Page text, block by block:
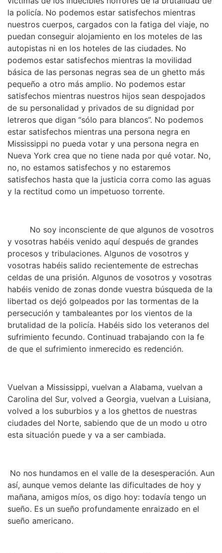
la policía. No podemos estar satisfechos mientras
nuestros cuerpos, cargados con la fatiga del viaje, no
puedan conseguir alojamiento en los moteles de las
autopistas ni en los hoteles de las ciudades. No
podemos estar satisfechos mientras la movilidad
básica de las personas negras sea de un ghetto más
pequeño a otro más amplio. No podemos estar
satisfechos mientras nuestros hijos sean despojados
de su personalidad y privados de su dignidad por
letreros que digan “sólo para blancos”. No podemos
estar satisfechos mientras una persona negra en
Mississippi no pueda votar y una persona negra en
Nueva York crea que no tiene nada por qué votar. No,
no, no estamos satisfechos y no estaremos
satisfechos hasta que la justicia corra como las aguas
y la rectitud como un impetuoso torrente.
No soy inconsciente de que algunos de vosotros
y vosotras habéis venido aquí después de grandes
procesos y tribulaciones. Algunos de vosotros y
vosotras habéis salido recientemente de estrechas
celdas de una prisión. Algunos de vosotros y vosotras
habéis venido de zonas donde vuestra búsqueda de la
libertad os dejó golpeados por las tormentas de la
persecución y tambaleantes por los vientos de la
brutalidad de la policía. Habéis sido los veteranos del
sufrimiento fecundo. Continuad trabajando con la fe
de que el sufrimiento inmerecido es redención.
Vuelvan a Mississippi, vuelvan a Alabama, vuelvan a
Carolina del Sur, volved a Georgia, vuelvan a Luisiana,
volved a los suburbios y a los ghettos de nuestras
ciudades del Norte, sabiendo que de un modo u otro
esta situación puede y va a ser cambiada.
No nos hundamos en el valle de la desesperación. Aun
así, aunque vemos delante las dificultades de hoy y
mañana, amigos míos, os digo hoy: todavía tengo un
sueño. Es un sueño profundamente enraizado en el
sueño americano.